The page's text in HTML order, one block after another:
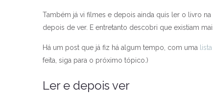
Também já vi filmes e depois ainda quis ler o livro
depois de ver. E entretanto descobri que existiam
Há um post que já fiz há algum tempo, com uma
feita, siga para o próximo tópico.)
Ler e depois ver